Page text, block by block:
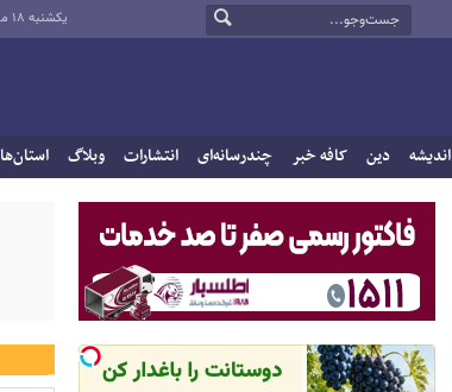
یکشنبه ۱۸ مرداد ۱۴۰۵
اندیشه دین کافه خبر چندرسانه‌ای انتشارات وبلاگ استان‌ها